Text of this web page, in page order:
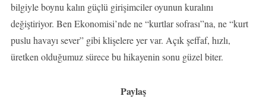
bilgiyle boynu kalın güçlü girişimciler oyunun kuralını
değiştiriyor. Ben Ekonomisi’nde ne “kurtlar sofrası”na, ne “kurt
puslu havayı sever” gibi klişelere yer var. Açık şeffaf, hızlı,
üretken olduğumuz sürece bu hikayenin sonu güzel biter.
Paylaş